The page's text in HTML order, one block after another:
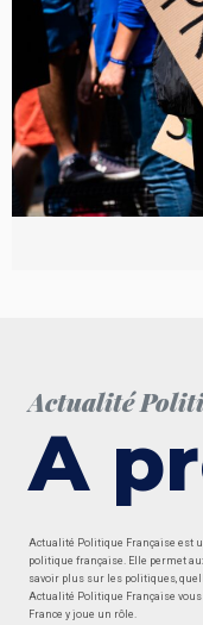
Actualité
A
Actualité Politique Française est
politique française. Elle permet
savoir plus sur les politiques,
Actualité Politique Française
France y joue un rôle.